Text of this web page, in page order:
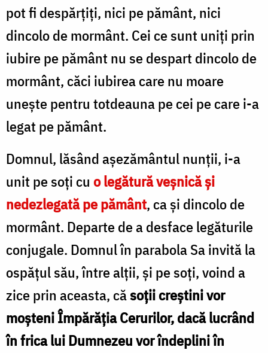
pot fi des­părţiţi, nici pe pământ, nici
dincolo de mormânt. Cei ce sunt uniţi prin
iubire pe pământ nu se despart dincolo de
mormânt, căci iubirea care nu moare
uneşte pentru totdeauna pe cei pe care i-a
legat pe pământ.
Domnul, lăsând aşezământul nunţii, i-a
unit pe soţi cu o legătură veşnică şi
nedezlegată pe pământ, ca şi dincolo de
mormânt. Departe de a desface legăturile
conjugale. Domnul în parabola Sa invită la
ospăţul său, între alţii, şi pe soţi, voind a
zice prin aceasta, căsoţii creştini vor
moşteni Împărăţia Cerurilor, dacă lucrând
în frica lui Dumnezeu vor îndeplini în